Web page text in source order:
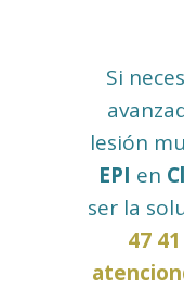
Si
lesión
EPI en
ser la
47